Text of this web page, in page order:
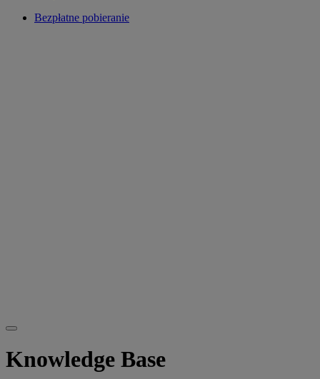
Bezpłatne pobieranie
Knowledge Base